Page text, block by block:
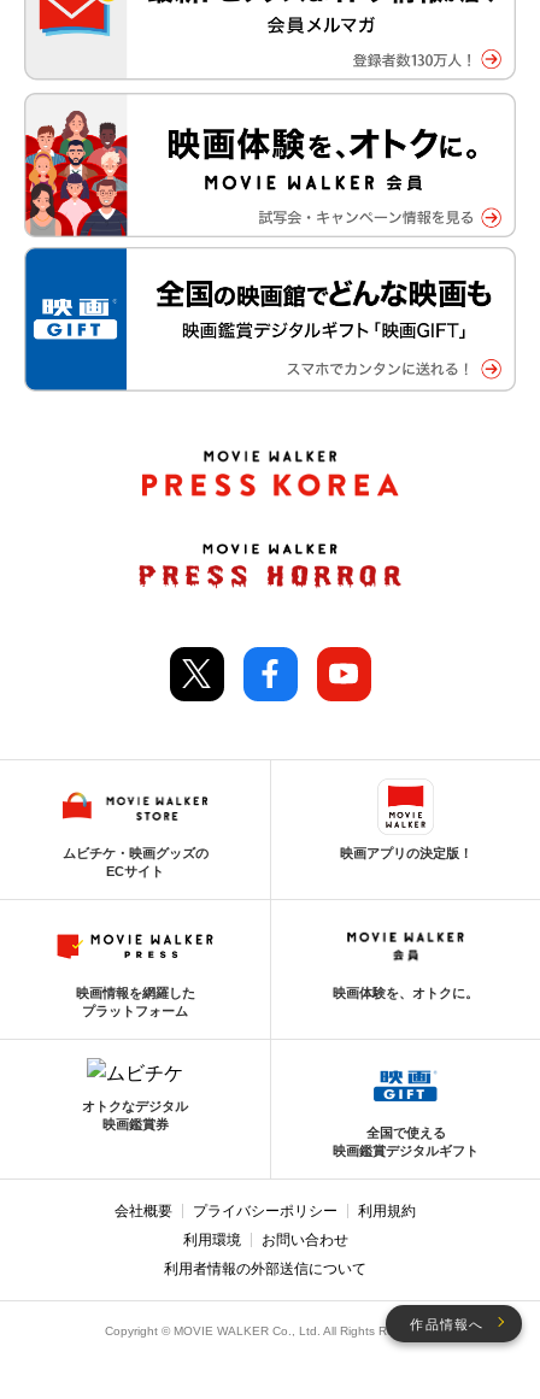
作品情報へ
ムビチケ・映画グッズの
ECサイト
映画アプリの決定版！
映画情報を網羅した
プラットフォーム
映画体験を、オトクに。
オトクなデジタル
映画鑑賞券
全国で使える
映画鑑賞デジタルギフト
会社概要 プライバシーポリシー
利用規約
利用環境
お問い合わせ
利用者情報の外部送信について
Copyright © MOVIE WALKER Co., Ltd. All Rights Reserved.